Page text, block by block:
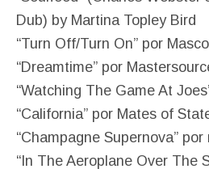
Dub) by Martina Topley Bird
“Turn Off/Turn On” por
“Dreamtime” por
“Watching The Game At
“California” por Mates of
“Champagne Supernova”
“In The Aeroplane Over The